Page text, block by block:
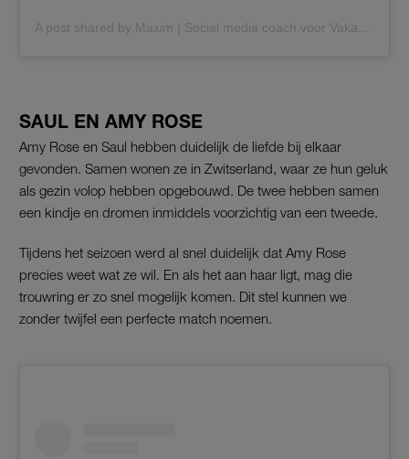
SAUL EN AMY ROSE
Amy Rose en Saul hebben duidelijk de liefde bij elkaar
gevonden. Samen wonen ze in Zwitserland, waar ze hun geluk
als gezin volop hebben opgebouwd. De twee hebben samen
een kindje en dromen inmiddels voorzichtig van een tweede.
Tijdens het seizoen werd al snel duidelijk dat Amy Rose
precies weet wat ze wil. En als het aan haar ligt, mag die
trouwring er zo snel mogelijk komen. Dit stel kunnen we
zonder twijfel een perfecte match noemen.